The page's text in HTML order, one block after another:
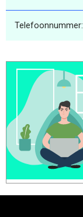
Telefoonnummer: